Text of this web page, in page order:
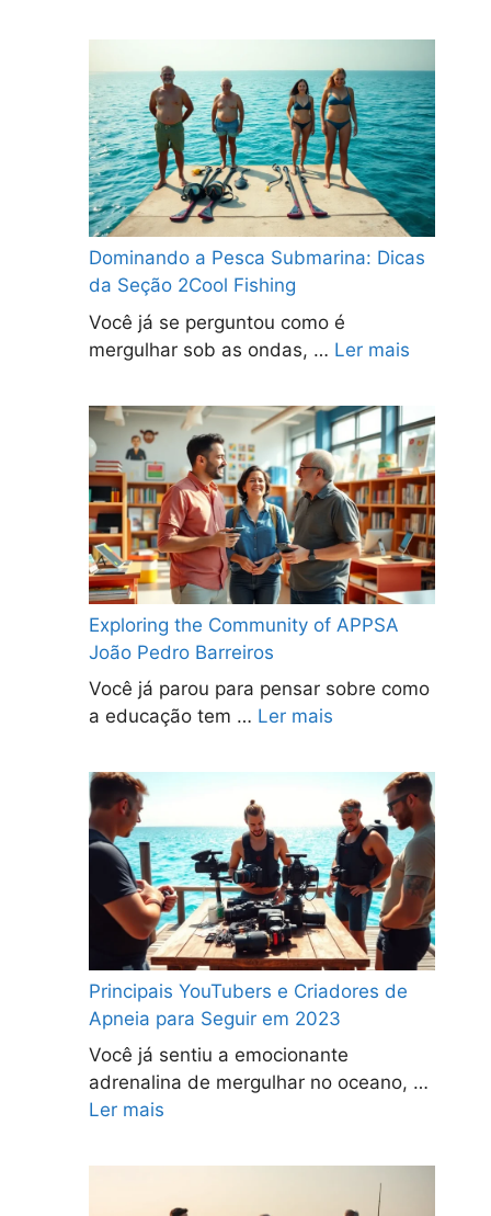
Dominando a Pesca Submarina: Dicas
da Seção 2Cool Fishing
Você já se perguntou como é
mergulhar sob as ondas, … Ler mais
Exploring the Community of APPSA
João Pedro Barreiros
Você já parou para pensar sobre como
a educação tem … Ler mais
Principais YouTubers e Criadores de
Apneia para Seguir em 2023
Você já sentiu a emocionante
adrenalina de mergulhar no oceano, …
Ler mais